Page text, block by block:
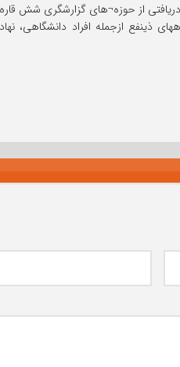
از حوزه¬های گزارشگری شش
ذینفع ازجمله افراد